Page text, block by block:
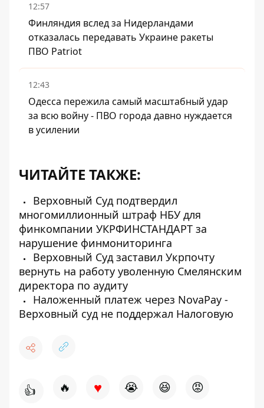
12:57
Финляндия вслед за Нидерландами
отказалась передавать Украине ракеты
ПВО Patriot
12:43
Одесса пережила самый масштабный удар
за всю войну - ПВО города давно нуждается
в усилении
ЧИТАЙТЕ ТАКЖЕ:
Верховный Суд подтвердил
многомиллионный штраф НБУ для
финкомпании УКРФИНСТАНДАРТ за
нарушение финмониторинга
Верховный Суд заставил Укрпочту
вернуть на работу уволенную Смелянским
директора по аудиту
Наложенный платеж через NovaPay -
Верховный суд не поддержал Налоговую
👍 🔥 ♥ 😭 😆 😡